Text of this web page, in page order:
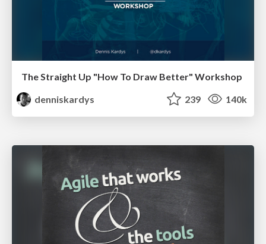
The Straight Up "How To Draw Better" Workshop
denniskardys
239 140k